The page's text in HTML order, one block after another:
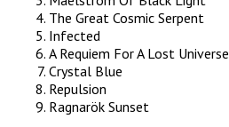
The Great Cosmic Serpent
Infected
A Requiem For A Lost Universe
Crystal Blue
Repulsion
Ragnarök Sunset